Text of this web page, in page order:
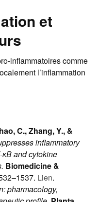
et
inflammatoires comme
l’inflammation
C., Zhang, Y., &
inflammatory
and cytokine
Biomedicine &
Lien.
pharmacology,